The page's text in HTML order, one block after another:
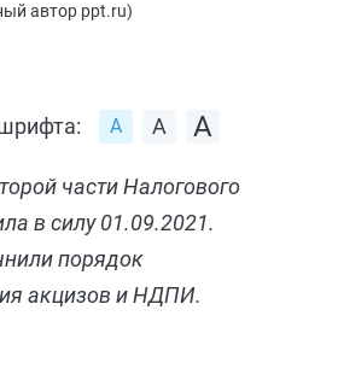
автор ppt.ru)
части Налогового
в силу 01.09.2021.
порядок
акцизов и НДПИ.